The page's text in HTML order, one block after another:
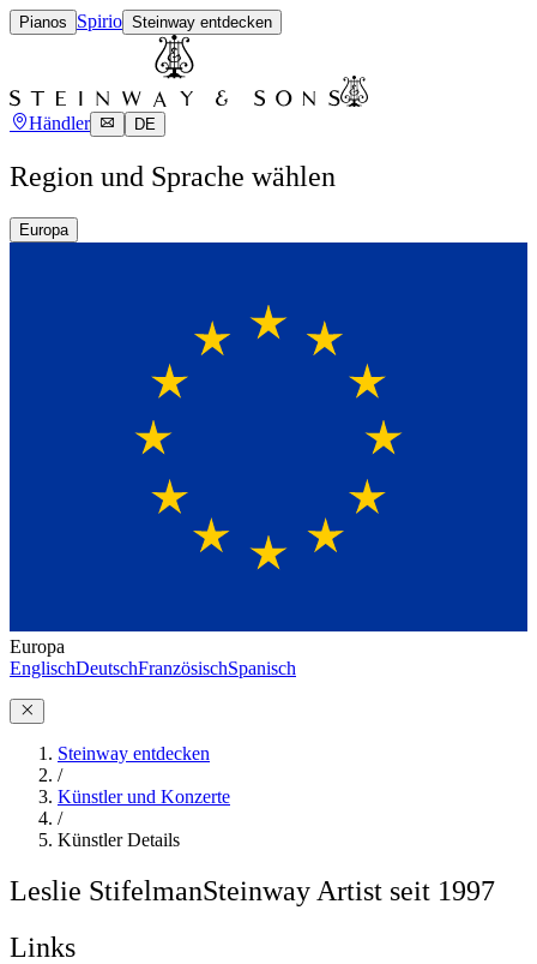
Pianos Spirio Steinway entdecken
Händler DE
Region und Sprache wählen
Europa
Europa
EnglischDeutschFranzösischSpanisch
Steinway entdecken
/
Künstler und Konzerte
/
Künstler Details
Leslie StifelmanSteinway Artist seit 1997
Links